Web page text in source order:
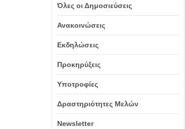
Όλες οι Δημοσιεύσεις
Ανακοινώσεις
Εκδηλώσεις
Προκηρύξεις
Υποτροφίες
Δραστηριότητες Μελών
Newsletter